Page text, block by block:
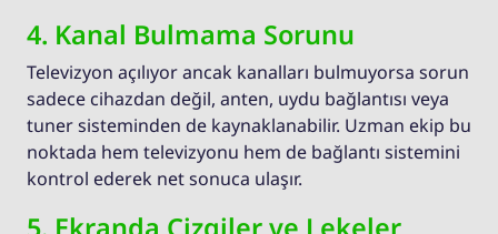
4. Kanal Bulmama Sorunu
Televizyon açılıyor ancak kanalları bulmuyorsa sorun
sadece cihazdan değil, anten, uydu bağlantısı veya
tuner sisteminden de kaynaklanabilir. Uzman ekip bu
noktada hem televizyonu hem de bağlantı sistemini
kontrol ederek net sonuca ulaşır.